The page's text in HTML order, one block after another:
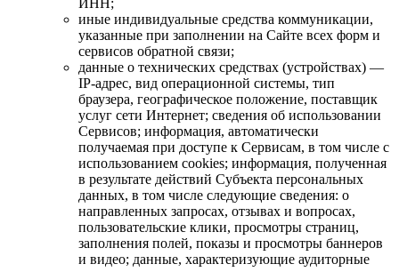
иные индивидуальные средства коммуникации,
указанные при заполнении на Сайте всех форм и
сервисов обратной связи;
данные о технических средствах (устройствах) —
IP-адрес, вид операционной системы, тип
браузера, географическое положение, поставщик
услуг сети Интернет; сведения об использовании
Сервисов; информация, автоматически
получаемая при доступе к Сервисам, в том числе с
использованием cookies; информация, полученная
в результате действий Субъекта персональных
данных, в том числе следующие сведения: о
направленных запросах, отзывах и вопросах,
пользовательские клики, просмотры страниц,
заполнения полей, показы и просмотры баннеров
и видео; данные, характеризующие аудиторные